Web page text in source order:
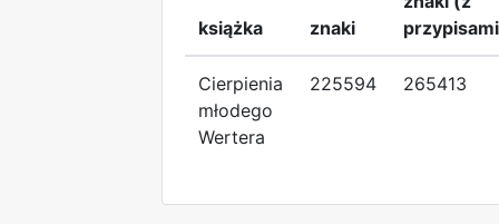
książka znaki
Cierpienia
młodego
Wertera
225594 265413